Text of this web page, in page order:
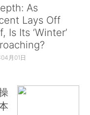
As
Lays Off
Is Its ‘Winter’
月01日